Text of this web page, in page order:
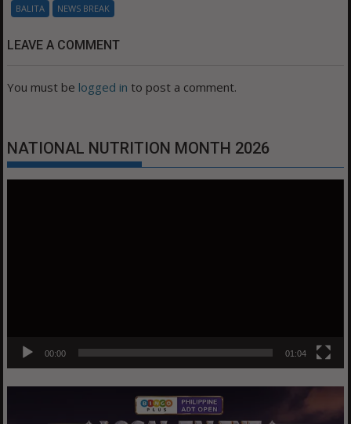
BALITA NEWS BREAK
LEAVE A COMMENT
You must be logged in to post a comment.
NATIONAL NUTRITION MONTH 2026
00:00 01:04